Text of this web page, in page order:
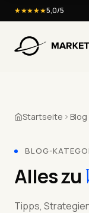
★★★★★5,0/5
Startseite Blog
BLOG-
Alles zu
Tipps,